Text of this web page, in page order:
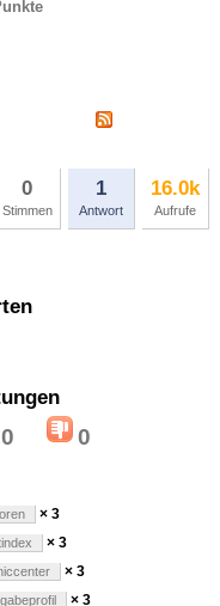
0
Stimmen
1
Antwort
16.0k
Aufrufe
0 0
× 3
× 3
× 3
× 3